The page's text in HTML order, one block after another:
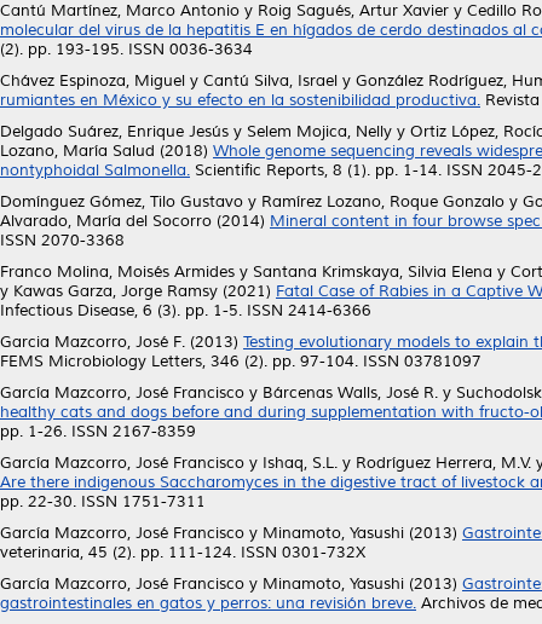
Cantú Martínez, Marco Antonio y Roig Sagués, Artur Xavier y Cedillo
molecular del virus de la hepatitis E en hígados de cerdo destinados al
(2). pp. 193-195. ISSN 0036-3634
Chávez Espinoza, Miguel y Cantú Silva, Israel y González Rodríguez,
rumiantes en México y su efecto en la sostenibilidad productiva.
Delgado Suárez, Enrique Jesús y Selem Mojica, Nelly y Ortiz López,
Lozano, María Salud (2018) Whole genome sequencing reveals
nontyphoidal Salmonella. Scientific Reports, 8 (1). pp. 1-14. ISSN 2045-
Domínguez Gómez, Tilo Gustavo y Ramírez Lozano, Roque Gonzalo y
Alvarado, María del Socorro (2014) Mineral content in four browse
ISSN 2070-3368
Franco Molina, Moisés Armides y Santana Krimskaya, Silvia Elena y
y Kawas Garza, Jorge Ramsy (2021) Fatal Case of Rabies in a Captive
Infectious Disease, 6 (3). pp. 1-5. ISSN 2414-6366
Garcia Mazcorro, José F. (2013) Testing evolutionary models to explain
FEMS Microbiology Letters, 346 (2). pp. 97-104. ISSN 03781097
García Mazcorro, José Francisco y Bárcenas Walls, José R. y
healthy cats and dogs before and during supplementation with fructo-
pp. 1-26. ISSN 2167-8359
García Mazcorro, José Francisco y Ishaq, S.L. y Rodríguez Herrera, M.V.
Are there indigenous Saccharomyces in the digestive tract of
pp. 22-30. ISSN 1751-7311
García Mazcorro, José Francisco y Minamoto, Yasushi (2013)
veterinaria, 45 (2). pp. 111-124. ISSN 0301-732X
García Mazcorro, José Francisco y Minamoto, Yasushi (2013)
gastrointestinales en gatos y perros: una revisión breve. Archivos de